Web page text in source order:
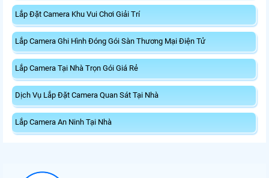
Lắp Đặt Camera Khu Vui Chơi Giải Trí
Lắp Camera Ghi Hình Đóng Gói Sàn Thương Mại Điện Tử
Lắp Camera Tại Nhà Trọn Gói Giá Rẻ
Dịch Vụ Lắp Đặt Camera Quan Sát Tại Nhà
Lắp Camera An Ninh Tại Nhà